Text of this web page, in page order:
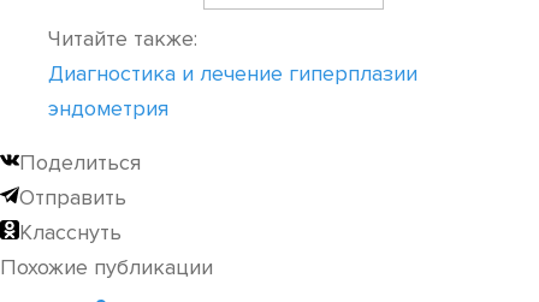
Читайте также:
Диагностика и лечение гиперплазии
эндометрия
Поделиться
Отправить
Класснуть
Похожие публикации